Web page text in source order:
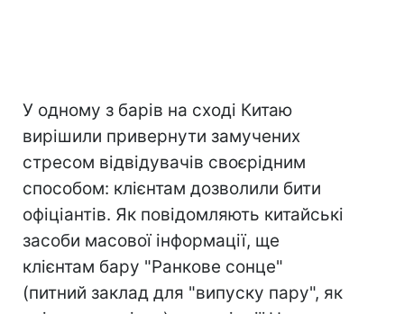
У одному з барів на сході Китаю
вирішили привернути замучених
стресом відвідувачів своєрідним
способом: клієнтам дозволили бити
офіціантів. Як повідомляють китайські
засоби масової інформації, ще
клієнтам бару "Ранкове сонце"
(питний заклад для "випуску пару", як